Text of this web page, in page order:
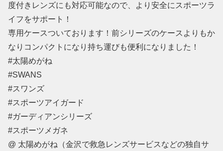
度付きレンズにも対応可能なので、より安全にスポーツラ
イフをサポート！
専用ケースついております！前シリーズのケースよりもか
なりコンパクトになり持ち運びも便利になりました！
#太陽めがね
#SWANS
#スワンズ
#スポーツアイガード
#ガーディアンシリーズ
#スポーツメガネ
@ 太陽めがね（金沢で救急レンズサービスなどの独自サ